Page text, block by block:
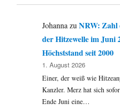
Johanna zuNRW: Zahl
der Hitzewelle im Juni
Höchststand seit 2000
1. August 2026
Einer, der weiß wie
Kanzler. Merz hat sich
Ende Juni eine…